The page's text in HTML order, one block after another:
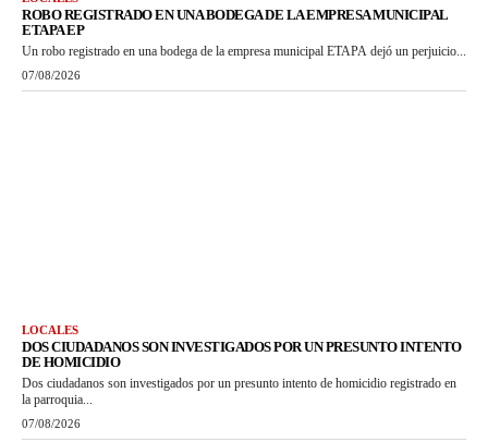
ROBO REGISTRADO EN UNA BODEGA DE LA EMPRESA MUNICIPAL
ETAPA EP
Un robo registrado en una bodega de la empresa municipal ETAPA dejó un perjuicio...
07/08/2026
LOCALES
DOS CIUDADANOS SON INVESTIGADOS POR UN PRESUNTO INTENTO
DE HOMICIDIO
Dos ciudadanos son investigados por un presunto intento de homicidio registrado en
la parroquia...
07/08/2026